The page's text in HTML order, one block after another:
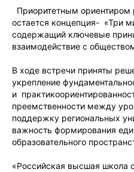
Приоритетным ориентиром
остается концепция- «Три
содержащий ключевые
взаимодействие с
В ходе встречи приняты
укрепление
и
преемственности между
поддержку региональных
важность формирования
образовательного
«Российская высшая школа